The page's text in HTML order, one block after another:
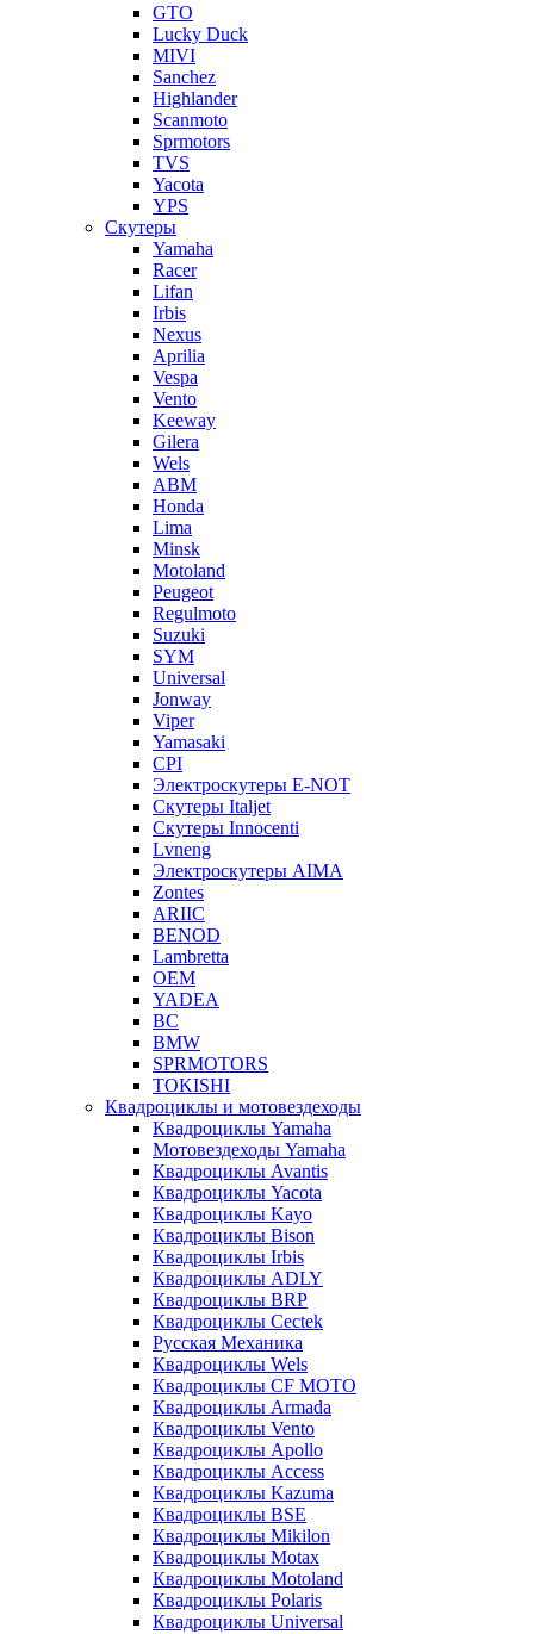
GTO
Lucky Duck
MIVI
Sanchez
Highlander
Scanmoto
Sprmotors
TVS
Yacota
YPS
Скутеры
Yamaha
Racer
Lifan
Irbis
Nexus
Aprilia
Vespa
Vento
Keeway
Gilera
Wels
ABM
Honda
Lima
Minsk
Motoland
Peugeot
Regulmoto
Suzuki
SYM
Universal
Jonway
Viper
Yamasaki
CPI
Электроскутеры E-NOT
Скутеры Italjet
Скутеры Innocenti
Lvneng
Электроскутеры AIMA
Zontes
ARIIC
BENOD
Lambretta
OEM
YADEA
BC
BMW
SPRMOTORS
TOKISHI
Квадроциклы и мотовездеходы
Квадроциклы Yamaha
Мотовездеходы Yamaha
Квадроциклы Avantis
Квадроциклы Yacota
Квадроциклы Kayo
Квадроциклы Bison
Квадроциклы Irbis
Квадроциклы ADLY
Квадроциклы BRP
Квадроциклы Cectek
Русская Механика
Квадроциклы Wels
Квадроциклы CF MOTO
Квадроциклы Armada
Квадроциклы Vento
Квадроциклы Apollo
Квадроциклы Access
Квадроциклы Kazuma
Квадроциклы BSE
Квадроциклы Mikilon
Квадроциклы Motax
Квадроциклы Motoland
Квадроциклы Polaris
Квадроциклы Universal